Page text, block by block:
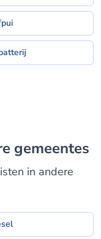
gemeentes
in andere